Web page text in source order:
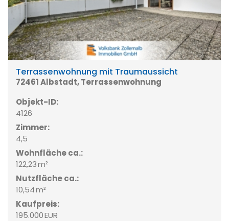
Terrassenwohnung mit Traumaussicht
72461 Albstadt, Terrassenwohnung
Objekt-ID:
4126
Zimmer:
4,5
Wohnfläche ca.:
122,23 m²
Nutzfläche ca.:
10,54 m²
Kaufpreis:
195.000 EUR